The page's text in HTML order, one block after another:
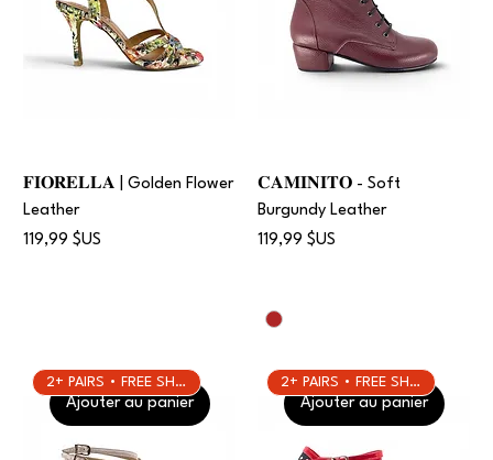
𝐅𝐈𝐎𝐑𝐄𝐋𝐋𝐀 | Golden Flower
Leather
Prix
119,99 $US
𝐂𝐀𝐌𝐈𝐍𝐈𝐓𝐎 - Soft
Burgundy Leather
Prix
119,99 $US
Ajouter au panier
2+ PAIRS • FREE SHIPPING
Ajouter au panier
2+ PAIRS • FREE SHIPPING